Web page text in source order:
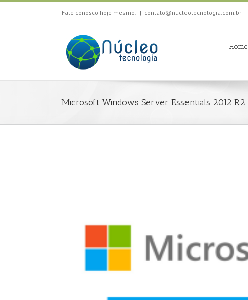
Fale conosco hoje mesmo! | contato@nucleotecnologia.com.br
Home
Microsoft Windows Server Essentials 2012 R2